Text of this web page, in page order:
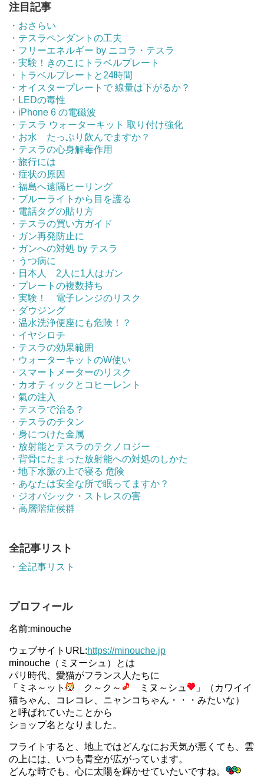
注目記事
・おさらい
・テスラペンダントの工夫
・フリーエネルギー by ニコラ・テスラ
・実験！きのこにトラベルプレート
・トラベルプレートと24時間
・オイスタープレートで 線量は下がるか？
・LEDの毒性
・iPhone 6 の電磁波
・テスラ ウォーターキット 取り付け強化
・お水 たっぷり飲んでますか？
・テスラの心身解毒作用
・旅行には
・症状の原因
・福島へ遠隔ヒーリング
・ブルーライトから目を護る
・電話タグの貼り方
・テスラの買い方ガイド
・ガン再発防止に
・ガンへの対処 by テスラ
・うつ病に
・日本人 2人に1人はガン
・プレートの複数持ち
・実験！ 電子レンジのリスク
・ダウジング
・温水洗浄便座にも危険！？
・イヤシロチ
・テスラの効果範囲
・ウォーターキットのW使い
・スマートメーターのリスク
・カオティックとコヒーレント
・氣の注入
・テスラで治る？
・テスラのチタン
・身につけた金属
・放射能とテスラのテクノロジー
・背骨にたまった放射能への対処のしかた
・地下水脈の上で寝る 危険
・あなたは安全な所で眠ってますか？
・ジオパシック・ストレスの害
・高層階症候群
全記事リスト
・全記事リスト
プロフィール
名前:minouche
ウェブサイトURL:https://minouche.jp
minouche（ミヌーシュ）とは
パリ時代、愛猫がフランス人たちに
「ミネ～ット
ク～ク～ ミヌ～シュ
」（カワイイ
猫ちゃん、コレコレ、ニャンコちゃん・・・みたいな）
と呼ばれていたことから
ショップ名となりました。
フライトすると、地上ではどんなにお天気が悪くても、雲
の上には、いつも青空が広がっています。
どんな時でも、心に太陽を輝かせていたいですね。